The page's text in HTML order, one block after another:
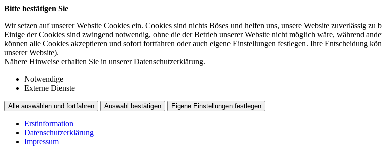
Bitte bestätigen Sie
Wir setzen auf unserer Website Cookies ein. Cookies sind nichts Böses und helfen uns, unsere Website zuverlässig zu
Einige der Cookies sind zwingend notwendig, ohne die der Betrieb unserer Website nicht möglich wäre, während
können alle Cookies akzeptieren und sofort fortfahren oder auch eigene Einstellungen festlegen. Ihre Entscheidung
unserer Website).
Nähere Hinweise erhalten Sie in unserer Datenschutzerklärung.
Notwendige
Externe Dienste
Alle auswählen und fortfahren Auswahl bestätigen Eigene Einstellungen festlegen
Erstinformation
Datenschutzerklärung
Impressum